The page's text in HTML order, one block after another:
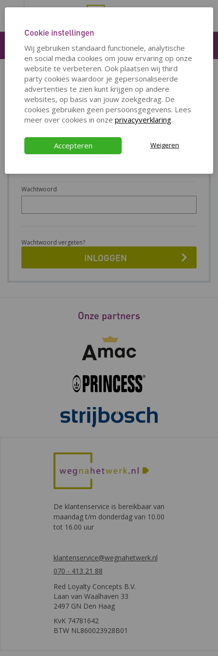
Inloggen
INLOGGEN OP WEG NA HET WERK
Om in te loggen op de website, dien je jouw gebruikersnaam én
wachtwoord in te vullen.
Gebruikersnaam
Wachtwoord
Wachtwoord vergeten?
Onze partners
De klantenservice is bereikbaar van
maandag t/m donderdag van 10.00
tot 16.00 uur
klantenservice@wegnahetwerk.nl
070 - 413 21 88
Red Loyalty Concepts B.V.
Laan van Waalhaven 33
2497 GN Den Haag
KvK 74781642
BTW NL860023928B01
Cookie instellingen
Wij gebruiken standaard functionele, analytische
en social media cookies om jouw ervaring op onze
website te verbeteren. Ook plaatsen wij third
party cookies waardoor je gepersonaliseerde
advertenties te zien kunt krijgen op andere
websites, op basis van jouw zoekgedrag. De
cookies gebruiken geen persoonsgegevens. Lees
meer over cookies in onze privacyverklaring.
Accepteren Weigeren